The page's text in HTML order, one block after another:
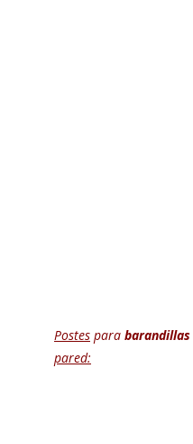
Postes para barandillas
pared: